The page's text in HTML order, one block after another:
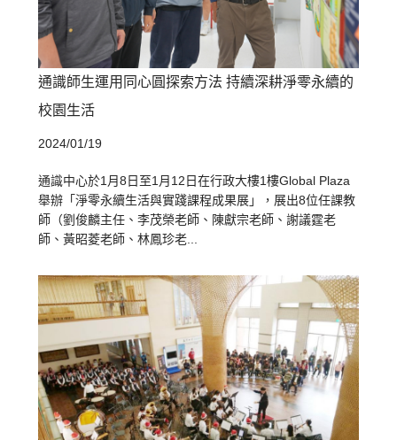
通識師生運用同心圓探索方法 持續深耕淨零永續的
校園生活
2024/01/19
通識中心於1月8日至1月12日在行政大樓1樓Global Plaza
舉辦「淨零永續生活與實踐課程成果展」，展出8位任課教
師（劉俊麟主任、李茂榮老師、陳獻宗老師、謝議霆老
師、黃昭菱老師、林鳳珍老...